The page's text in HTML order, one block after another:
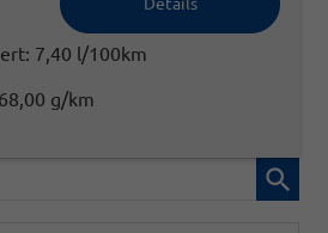
7,40 l/100km
g/km